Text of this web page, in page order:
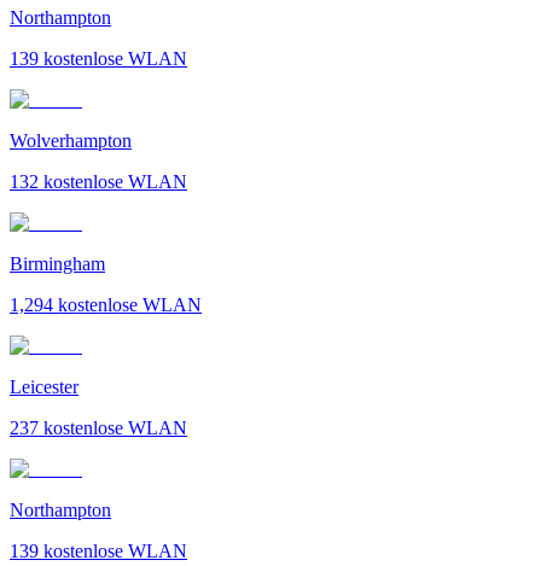
Northampton
139 kostenlose WLAN
Wolverhampton
132 kostenlose WLAN
Birmingham
1,294 kostenlose WLAN
Leicester
237 kostenlose WLAN
Northampton
139 kostenlose WLAN